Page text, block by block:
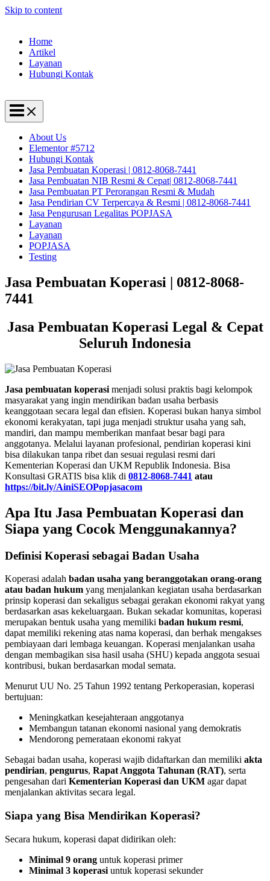
Skip to content
Home
Artikel
Layanan
Hubungi Kontak
About Us
Elementor #5712
Hubungi Kontak
Jasa Pembuatan Koperasi | 0812-8068-7441
Jasa Pembuatan NIB Resmi & Cepat| 0812-8068-7441
Jasa Pembuatan PT Perorangan Resmi & Mudah
Jasa Pendirian CV Terpercaya & Resmi | 0812-8068-7441
Jasa Pengurusan Legalitas POPJASA
Layanan
Layanan
POPJASA
Testing
Jasa Pembuatan Koperasi | 0812-8068-
7441
Jasa Pembuatan Koperasi Legal & Cepat
Seluruh Indonesia
Jasa pembuatan koperasi menjadi solusi praktis bagi kelompok
masyarakat yang ingin mendirikan badan usaha berbasis
keanggotaan secara legal dan efisien. Koperasi bukan hanya simbol
ekonomi kerakyatan, tapi juga menjadi struktur usaha yang sah,
mandiri, dan mampu memberikan manfaat besar bagi para
anggotanya. Melalui layanan profesional, pendirian koperasi kini
bisa dilakukan tanpa ribet dan sesuai regulasi resmi dari
Kementerian Koperasi dan UKM Republik Indonesia. Bisa
Konsultasi GRATIS bisa klik di 0812-8068-7441 atau
https://bit.ly/AiniSEOPopjasacom
Apa Itu Jasa Pembuatan Koperasi dan
Siapa yang Cocok Menggunakannya?
Definisi Koperasi sebagai Badan Usaha
Koperasi adalah badan usaha yang beranggotakan orang-orang
atau badan hukum yang menjalankan kegiatan usaha berdasarkan
prinsip koperasi dan sekaligus sebagai gerakan ekonomi rakyat yang
berdasarkan asas kekeluargaan. Bukan sekadar komunitas, koperasi
merupakan bentuk usaha yang memiliki badan hukum resmi,
dapat memiliki rekening atas nama koperasi, dan berhak mengakses
pembiayaan dari lembaga keuangan. Koperasi menjalankan usaha
dengan membagikan sisa hasil usaha (SHU) kepada anggota sesuai
kontribusi, bukan berdasarkan modal semata.
Menurut UU No. 25 Tahun 1992 tentang Perkoperasian, koperasi
bertujuan:
Meningkatkan kesejahteraan anggotanya
Membangun tatanan ekonomi nasional yang demokratis
Mendorong pemerataan ekonomi rakyat
Sebagai badan usaha, koperasi wajib didaftarkan dan memiliki akta
pendirian, pengurus, Rapat Anggota Tahunan (RAT), serta
pengesahan dari Kementerian Koperasi dan UKM agar dapat
menjalankan aktivitas secara legal.
Siapa yang Bisa Mendirikan Koperasi?
Secara hukum, koperasi dapat didirikan oleh:
Minimal 9 orang untuk koperasi primer
Minimal 3 koperasi untuk koperasi sekunder